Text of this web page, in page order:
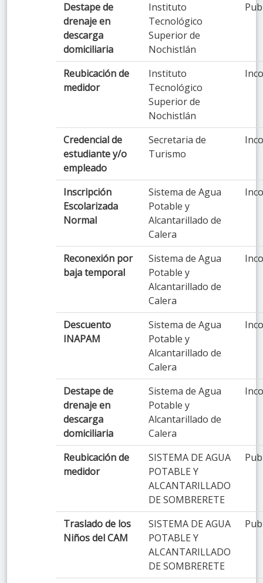
Destape de
drenaje en
descarga
domiciliaria
Instituto
Tecnológico
Superior de
Nochistlán
Reubicación de
medidor
Instituto
Tecnológico
Superior de
Nochistlán
Credencial de
estudiante y/o
empleado
Secretaria de
Turismo
Inscripción
Escolarizada
Normal
Sistema de Agua
Potable y
Alcantarillado de
Calera
Reconexión por
baja temporal
Sistema de Agua
Potable y
Alcantarillado de
Calera
Descuento
INAPAM
Sistema de Agua
Potable y
Alcantarillado de
Calera
Destape de
drenaje en
descarga
domiciliaria
Sistema de Agua
Potable y
Alcantarillado de
Calera
Reubicación de
medidor
SISTEMA DE AGUA
POTABLE Y
ALCANTARILLADO
DE SOMBRERETE
Traslado de los
Niños del CAM
SISTEMA DE AGUA
POTABLE Y
ALCANTARILLADO
DE SOMBRERETE